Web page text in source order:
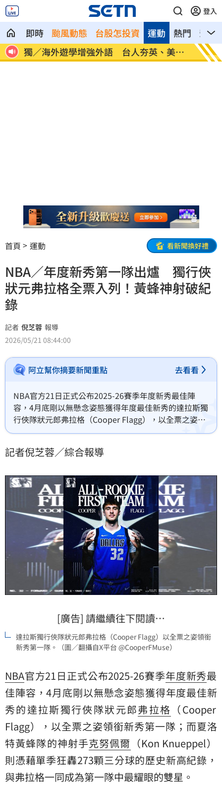
登入
即時 颱風動態 台股怎投資 熱門 影音
運動
30
獨／海外遊學增強外語 台人夯英、美、
加
長尾
因
首頁 運動 看新聞換好禮
NBA／年度新秀第一隊出爐 獨行俠
狀元弗拉格全票入列！黃蜂神射破紀
錄
記者 倪芝蓉 報導
2026/05/21 08:44:00
阿立幫你摘要新聞重點 去看看
NBA官方21日正式公布2025-26賽季年度新秀最佳陣
容，4月底剛以無懸念姿態獲得年度最佳新秀的達拉斯獨
行俠隊狀元郎弗拉格（Cooper Flagg），以全票之姿領
銜新秀第一隊；而夏洛特黃蜂隊的神射手克努佩爾
新高紀錄，與弗拉格一同成為第一隊中最耀眼的雙星。
記者倪芝蓉／綜合報導
[廣告] 請繼續往下閱讀…
達拉斯獨行俠隊狀元郎弗拉格（Cooper Flagg）以全票之姿領銜
新秀第一隊。（圖／翻攝自X平台 @CooperFMuse）
NBA官方21日正式公布2025-26賽季年度新秀最
佳陣容，4月底剛以無懸念姿態獲得年度最佳新
秀的達拉斯獨行俠隊狀元郎弗拉格 （Cooper
Flagg），以全票之姿領銜新秀第一隊；而夏洛
特黃蜂隊的神射手克努佩爾 （Kon Knueppel）
則憑藉單季狂轟273顆三分球的歷史新高紀錄，
與弗拉格一同成為第一隊中最耀眼的雙星。